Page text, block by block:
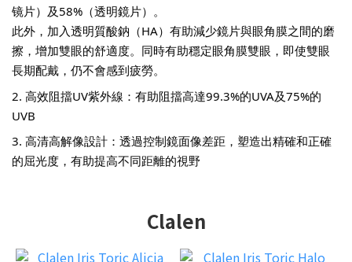
镜片）及58%（透明鏡片）。
此外，加入透明質酸鈉（HA）有助減少鏡片與眼角膜之間的磨
擦，增加雙眼的舒適度。同時有助穩定眼角膜雙眼，即使雙眼
長期配戴，仍不會感到疲勞。
2. 高效阻擋UV紫外線：有助阻擋高達99.3%的UVA及75%的
UVB
3. 高清高解像設計：透過控制鏡面像差距，塑造出精確和正確
的屈光度，有助提高不同距離的視野
Clalen